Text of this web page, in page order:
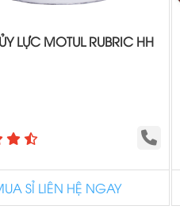
LỰC MOTUL RUBRIC HH
SỈ LIÊN HỆ NGAY